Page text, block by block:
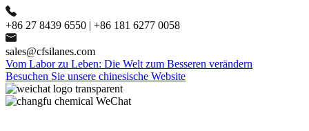
+86 27 8439 6550 | +86 181 6277 0058
sales@cfsilanes.com
Vom Labor zu Leben: Die Welt zum Besseren verändern
Besuchen Sie unsere chinesische Website